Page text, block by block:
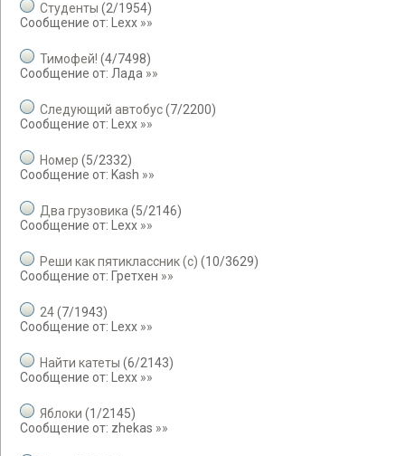
Студенты (2/1954)
Сообщение от:
Lexx »»
Тимофей! (4/7498)
Сообщение от: Лада »»
Cледующий автобус(7/2200)
Сообщение от:
Lexx »»
Номер (5/2332)
Сообщение от: Kash »»
Два грузовика (5/2146)
Сообщение от:
Lexx »»
Реши как пятиклассник (с) (10/3629)
Сообщение от: Гретхен »»
24(7/1943)
Сообщение от:
Lexx »»
Найти катеты (6/2143)
Сообщение от:
Lexx »»
Яблоки (1 /2145)
Сообщение от: zhekas »»